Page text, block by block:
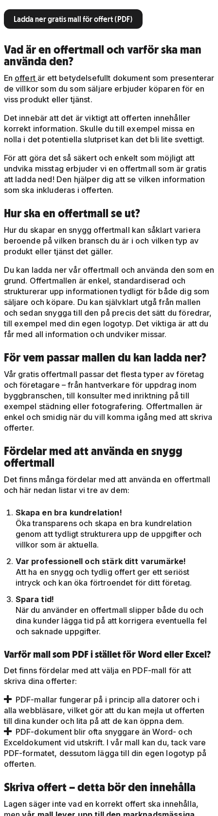
Ladda ner gratis mall för offert (PDF)
Vad är en offertmall och varför ska man
använda den?
En offert är ett betydelsefullt dokument som presenterar
de villkor som du som säljare erbjuder köparen för en
viss produkt eller tjänst.
Det innebär att det är viktigt att offerten innehåller
korrekt information. Skulle du till exempel missa en
nolla i det potentiella slutpriset kan det bli lite svettigt.
För att göra det så säkert och enkelt som möjligt att
undvika misstag erbjuder vi en offertmall som är gratis
att ladda ned! Den hjälper dig att se vilken information
som ska inkluderas i offerten.
Hur ska en offertmall se ut?
Hur du skapar en snygg offertmall kan såklart variera
beroende på vilken bransch du är i och vilken typ av
produkt eller tjänst det gäller.
Du kan ladda ner vår offertmall och använda den som en
grund. Offertmallen är enkel, standardiserad och
strukturerar upp informationen tydligt för både dig som
säljare och köpare. Du kan självklart utgå från mallen
och sedan snygga till den på precis det sätt du föredrar,
till exempel med din egen logotyp. Det viktiga är att du
får med all information och undviker missar.
För vem passar mallen du kan ladda ner?
Vår gratis offertmall passar det flesta typer av företag
och företagare – från hantverkare för uppdrag inom
byggbranschen, till konsulter med inriktning på till
exempel städning eller fotografering. Offertmallen är
enkel och smidig när du vill komma igång med att skriva
offerter.
Fördelar med att använda en snygg
offertmall
Det finns många fördelar med att använda en offertmall
och här nedan listar vi tre av dem:
Skapa en bra kundrelation!
Öka transparens och skapa en bra kundrelation
genom att tydligt strukturera upp de uppgifter och
villkor som är aktuella.
Var professionell och stärk ditt varumärke!
Att ha en snygg och tydlig offert ger ett seriöst
intryck och kan öka förtroendet för ditt företag.
Spara tid!
När du använder en offertmall slipper både du och
dina kunder lägga tid på att korrigera eventuella fel
och saknade uppgifter.
Varför mall som PDF i stället för Word eller Excel?
Det finns fördelar med att välja en PDF-mall för att
skriva dina offerter:
 PDF-mallar fungerar på i princip alla datorer och i
alla webbläsare, vilket gör att du kan mejla ut offerten
till dina kunder och lita på att de kan öppna dem.
 PDF-dokument blir ofta snyggare än Word- och
Exceldokument vid utskrift. I vår mall kan du, tack vare
PDF-formatet, dessutom lägga till din egen logotyp på
offerten.
Skriva offert – detta bör den innehålla
Lagen säger inte vad en korrekt offert ska innehålla,